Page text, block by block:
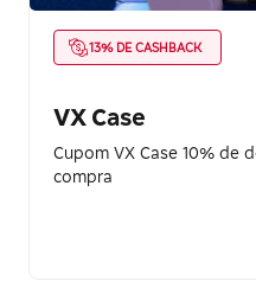
13% DE CASHBACK
VX Case
Cupom VX Case 10% de
compra